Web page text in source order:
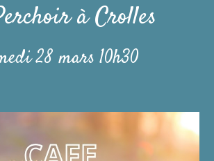
à Crolles
28 mars 10h30